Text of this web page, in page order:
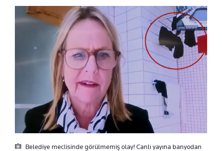
Belediye meclisinde görülmemiş olay! Canlı yayına banyodan